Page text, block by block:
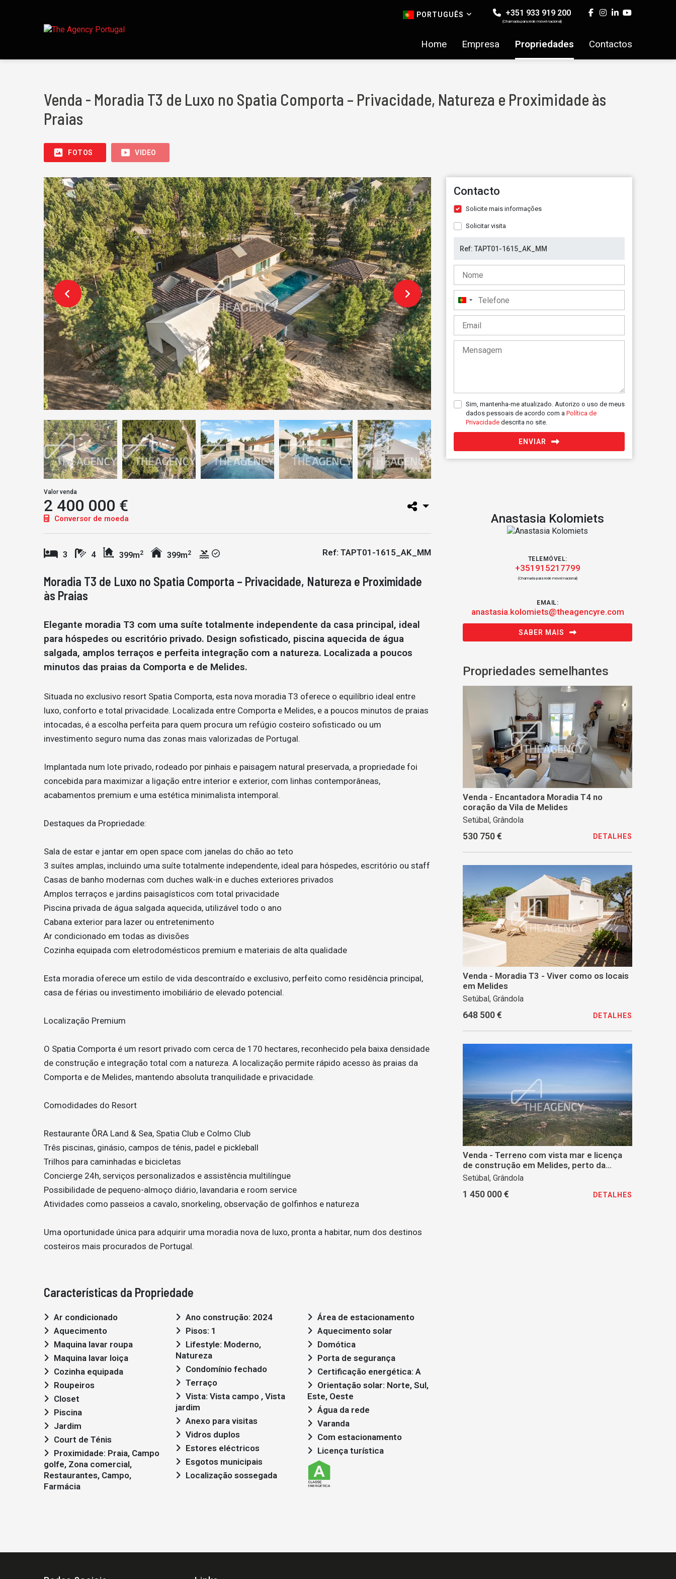
PORTUGUÊS +351 933 919 200
(Chamada para rede móvel nacional)
Home Empresa Propriedades Contactos
Venda - Moradia T3 de Luxo no Spatia Comporta – Privacidade, Natureza e Proximidade às
Praias
FOTOS VIDEO
Valor venda
2 400 000 €
Conversor de moeda
3 4 399m2 399m2 Ref: TAPT01-1615_AK_MM
Moradia T3 de Luxo no Spatia Comporta – Privacidade, Natureza e Proximidade
às Praias
Elegante moradia T3 com uma suíte totalmente independente da casa principal, ideal
para hóspedes ou escritório privado. Design sofisticado, piscina aquecida de água
salgada, amplos terraços e perfeita integração com a natureza. Localizada a poucos
minutos das praias da Comporta e de Melides.
Situada no exclusivo resort Spatia Comporta, esta nova moradia T3 oferece o equilíbrio ideal entre
luxo, conforto e total privacidade. Localizada entre Comporta e Melides, e a poucos minutos de praias
intocadas, é a escolha perfeita para quem procura um refúgio costeiro sofisticado ou um
investimento seguro numa das zonas mais valorizadas de Portugal.
Implantada num lote privado, rodeado por pinhais e paisagem natural preservada, a propriedade foi
concebida para maximizar a ligação entre interior e exterior, com linhas contemporâneas,
acabamentos premium e uma estética minimalista intemporal.
Destaques da Propriedade:
Sala de estar e jantar em open space com janelas do chão ao teto
3 suítes amplas, incluindo uma suíte totalmente independente, ideal para hóspedes, escritório ou staff
Casas de banho modernas com duches walk-in e duches exteriores privados
Amplos terraços e jardins paisagísticos com total privacidade
Piscina privada de água salgada aquecida, utilizável todo o ano
Cabana exterior para lazer ou entretenimento
Ar condicionado em todas as divisões
Cozinha equipada com eletrodomésticos premium e materiais de alta qualidade
Esta moradia oferece um estilo de vida descontraído e exclusivo, perfeito como residência principal,
casa de férias ou investimento imobiliário de elevado potencial.
Localização Premium
O Spatia Comporta é um resort privado com cerca de 170 hectares, reconhecido pela baixa densidade
de construção e integração total com a natureza. A localização permite rápido acesso às praias da
Comporta e de Melides, mantendo absoluta tranquilidade e privacidade.
Comodidades do Resort
Restaurante ŌRA Land & Sea, Spatia Club e Colmo Club
Três piscinas, ginásio, campos de ténis, padel e pickleball
Trilhos para caminhadas e bicicletas
Concierge 24h, serviços personalizados e assistência multilíngue
Possibilidade de pequeno-almoço diário, lavandaria e room service
Atividades como passeios a cavalo, snorkeling, observação de golfinhos e natureza
Uma oportunidade única para adquirir uma moradia nova de luxo, pronta a habitar, num dos destinos
costeiros mais procurados de Portugal.
Características da Propriedade
Ar condicionado
Aquecimento
Maquina lavar roupa
Maquina lavar loiça
Cozinha equipada
Roupeiros
Closet
Piscina
Jardim
Court de Ténis
golfe, Zona comercial,
Restaurantes, Campo,
Farmácia
Ano construção: 2024
Pisos: 1
Natureza
Condomínio fechado
Terraço
jardim
Anexo para visitas
Vidros duplos
Estores eléctricos
Esgotos municipais
Localização sossegada
Área de estacionamento
Aquecimento solar
Domótica
Porta de segurança
Certificação energética: A
Este, Oeste
Água da rede
Varanda
Com estacionamento
Licença turística
Contacto
Solicite mais informações
Solicitar visita
Portugal
+351
Sim, mantenha-me atualizado. Autorizo o uso de meus
dados pessoais de acordo com a Política de
Privacidade descrita no site.
ENVIAR
Anastasia Kolomiets
TELEMÓVEL:
+351915217799
(Chamada para rede móvel nacional)
EMAIL:
anastasia.kolomiets@theagencyre.com
SABER MAIS
Propriedades semelhantes
Venda - Encantadora Moradia T4 no
coração da Vila de Melides
Setúbal, Grândola
530 750 € DETALHES
Venda - Moradia T3 - Viver como os locais
em Melides
Setúbal, Grândola
648 500 € DETALHES
Venda - Terreno com vista mar e licença
de construção em Melides, perto da
Comporta
Setúbal, Grândola
1 450 000 € DETALHES